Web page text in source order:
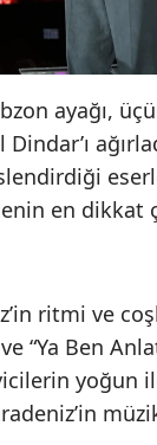
ayağı,
en dikkat
ritmi ve
ve “Ya Ben
yoğun